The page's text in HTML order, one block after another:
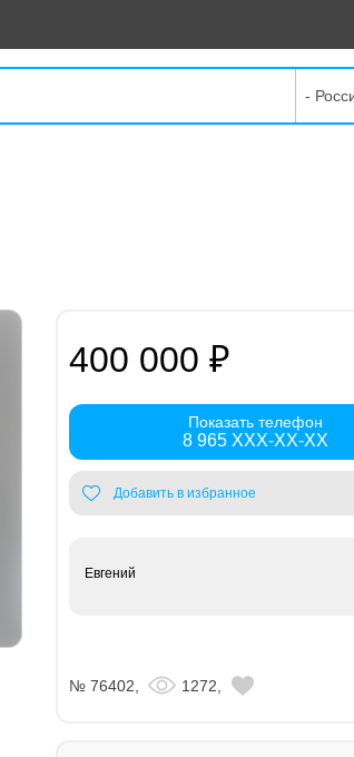
-
400 000 ₽
Показать телефон
8 965 XXX-XX-XX
Добавить в избранное
Евгений
№ 76402, 1272,